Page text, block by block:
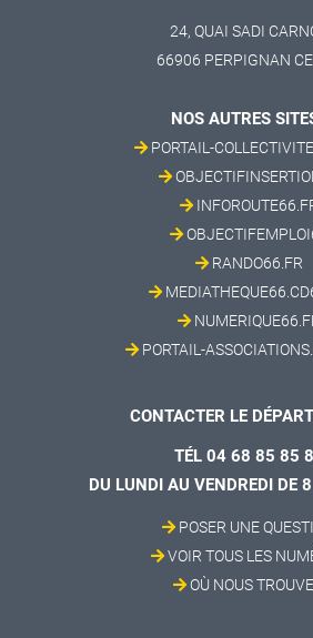
24, QUAI SADI
66906 PERPIGNAN
NOS AUTRES
PORTAIL-
RANDO66.FR
PORTAIL-
CONTACTER LE
TÉL 04 68 85 85
DU LUNDI AU VENDREDI DE
POSER UNE
VOIR TOUS LES
OÙ NOUS